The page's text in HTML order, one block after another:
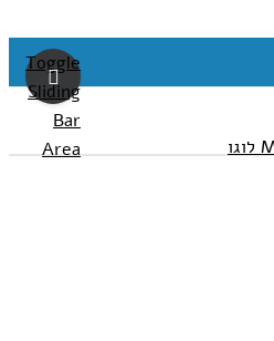
Toggle
Sliding
Bar
Area